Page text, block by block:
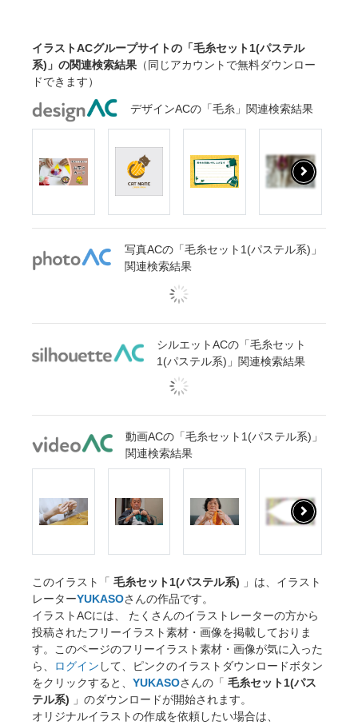
イラストACグループサイトの「毛糸セット1(パステル
系)」の関連検索結果 （同じアカウントで無料ダウンロー
ドできます）
デザインACの「毛糸」関連検索結果
写真ACの「毛糸セット1(パステル系)」
関連検索結果
シルエットACの「毛糸セット
1(パステル系)」関連検索結果
動画ACの「毛糸セット1(パステル系)」
関連検索結果
このイラスト「 毛糸セット1(パステル系) 」は、イラスト
レーターYUKASOさんの作品です。
イラストACには、 たくさんのイラストレーターの方から
投稿されたフリーイラスト素材・画像を掲載しておりま
す。このページのフリーイラスト素材・画像が気に入った
ら、
ログイン して、ピンクのイラストダウンロードボタン
をクリックすると、 YUKASOさんの「 毛糸セット1(パス
テル系) 」のダウンロードが開始されます。
オリジナルイラストの作成を依頼したい場合は、